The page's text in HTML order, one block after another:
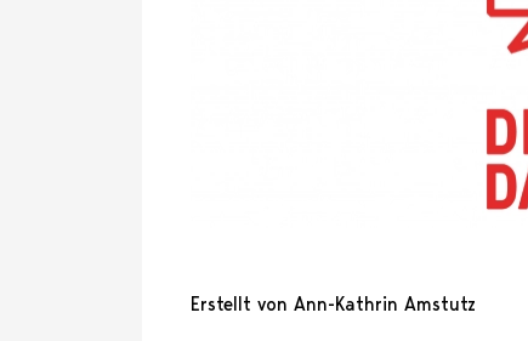
Erstellt von Ann-Kathrin Amstutz